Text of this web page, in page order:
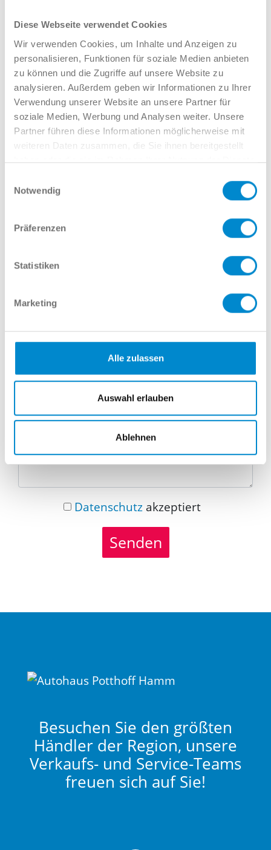
Diese Webseite verwendet Cookies
Wir verwenden Cookies, um Inhalte und Anzeigen zu
personalisieren, Funktionen für soziale Medien anbieten
zu können und die Zugriffe auf unsere Website zu
analysieren. Außerdem geben wir Informationen zu Ihrer
Verwendung unserer Website an unsere Partner für
soziale Medien, Werbung und Analysen weiter. Unsere
Partner führen diese Informationen möglicherweise mit
weiteren Daten zusammen, die Sie ihnen bereitgestellt
haben oder die sie im Rahmen Ihrer Nutzung der Dienste
Notwendig
Präferenzen
Statistiken
Marketing
Alle zulassen
Auswahl erlauben
Ablehnen
Lars Linkamp
Verkauf GW
02381 7998-522
llinkamp@potthoff.de
Oder gern direkt per Mail oder
Telefon:
E-Mail
Nachricht
Datenschutzakzeptiert
Senden
Besuchen Sie den größten
Händler der Region, unsere
Verkaufs- und Service-Teams
freuen sich auf Sie!